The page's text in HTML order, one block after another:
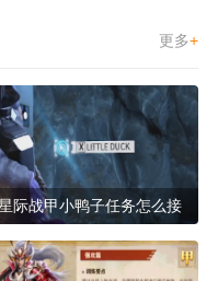
更多+
际战甲小鸭子任务怎么接